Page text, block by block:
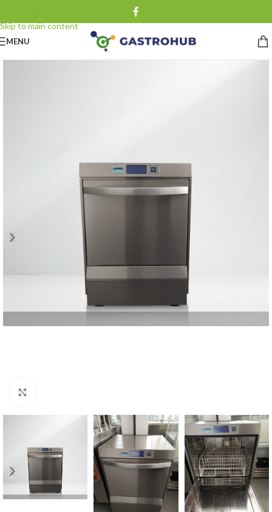
Skip to main content
MENU